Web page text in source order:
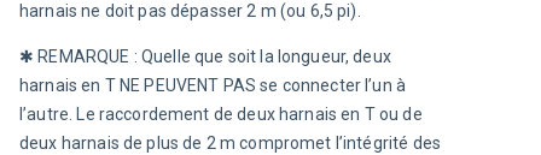
harnais ne doit pas dépasser 2 m (ou 6,5 pi).
✱ REMARQUE : Quelle que soit la longueur, deux
harnais en T NE PEUVENT PAS se connecter l’un à
l’autre. Le raccordement de deux harnais en T ou de
deux harnais de plus de 2 m compromet l’intégrité des